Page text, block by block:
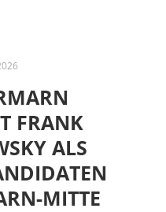
FRANK
ALS
MITTE